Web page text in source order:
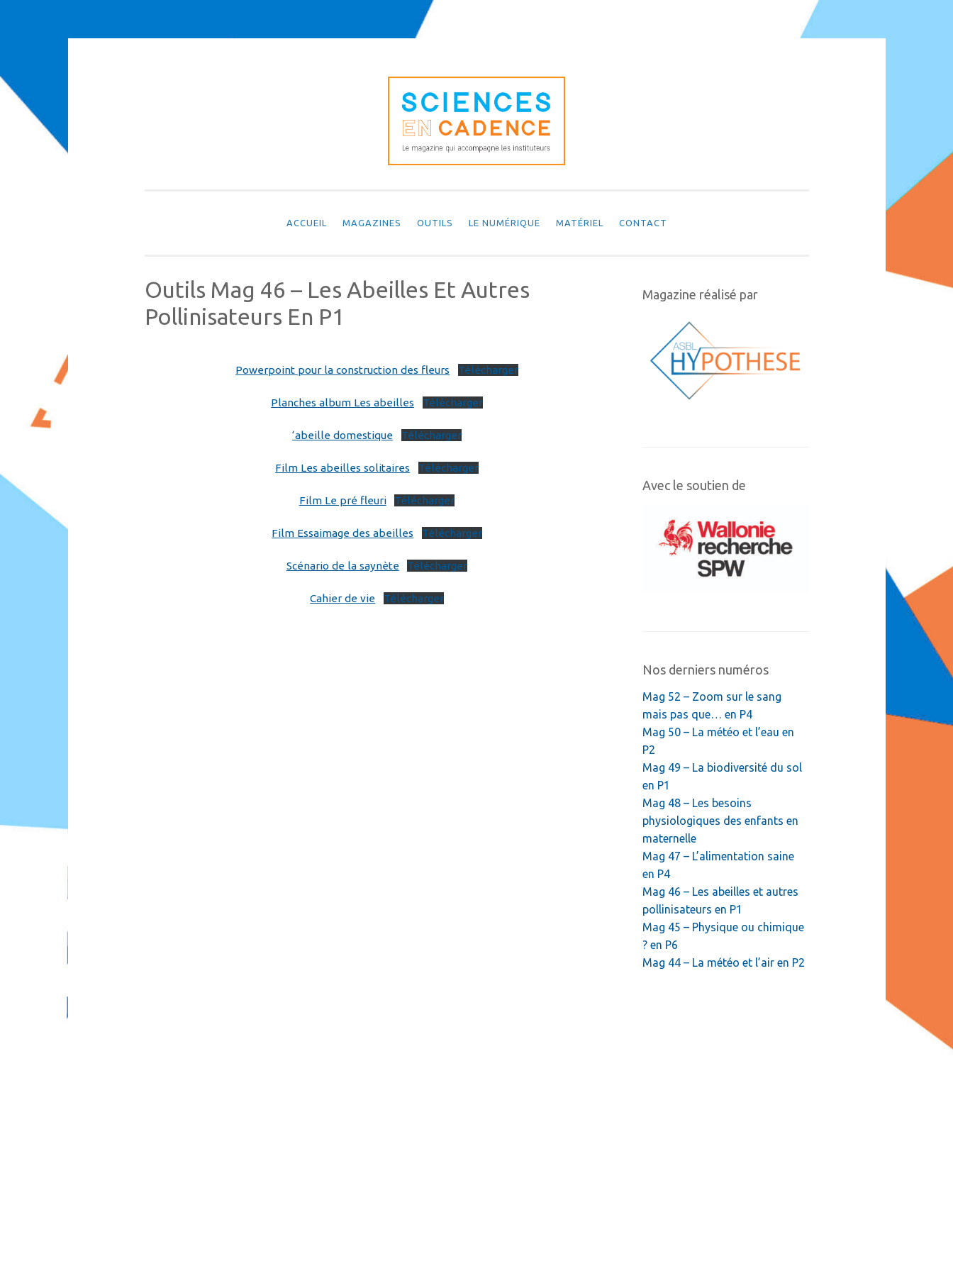
ACCUEIL MAGAZINES OUTILS LE NUMÉRIQUE MATÉRIEL CONTACT
Outils Mag 46 – Les Abeilles Et Autres
Pollinisateurs En P1
Powerpoint pour la construction des fleurs Télécharger
Planches album Les abeilles Télécharger
‘abeille domestique Télécharger
Film Les abeilles solitaires Télécharger
Film Le pré fleuri Télécharger
Film Essaimage des abeilles Télécharger
Scénario de la saynète Télécharger
Cahier de vie Télécharger
Magazine réalisé par
Avec le soutien de
Nos derniers numéros
Mag 52 – Zoom sur le sang
mais pas que… en P4
Mag 50 – La météo et l’eau en
P2
Mag 49 – La biodiversité du sol
en P1
Mag 48 – Les besoins
physiologiques des enfants en
maternelle
Mag 47 – L’alimentation saine
en P4
Mag 46 – Les abeilles et autres
pollinisateurs en P1
Mag 45 – Physique ou chimique
? en P6
Mag 44 – La météo et l’air en P2